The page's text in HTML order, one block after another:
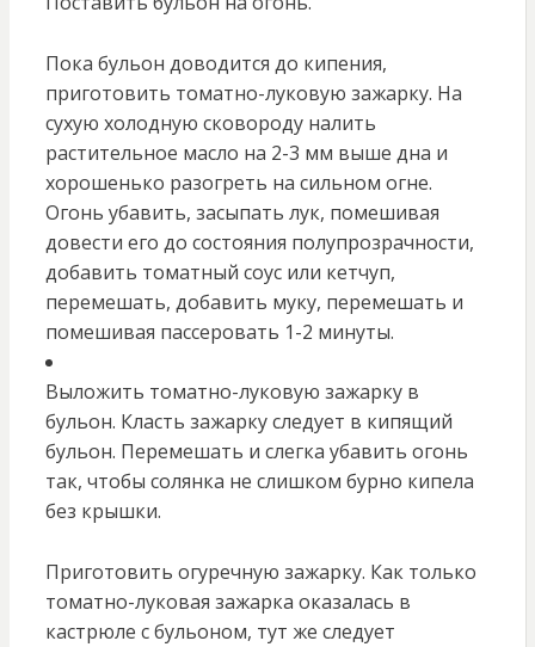
Пока бульон доводится до кипения,
приготовить томатно-луковую зажарку. На
сухую холодную сковороду налить
растительное масло на 2-3 мм выше дна и
хорошенько разогреть на сильном огне.
Огонь убавить, засыпать лук, помешивая
довести его до состояния полупрозрачности,
добавить томатный соус или кетчуп,
перемешать, добавить муку, перемешать и
помешивая пассеровать 1-2 минуты.
Выложить томатно-луковую зажарку в
бульон. Класть зажарку следует в кипящий
бульон. Перемешать и слегка убавить огонь
так, чтобы солянка не слишком бурно кипела
без крышки.
Приготовить огуречную зажарку. Как только
томатно-луковая зажарка оказалась в
кастрюле с бульоном, тут же следует